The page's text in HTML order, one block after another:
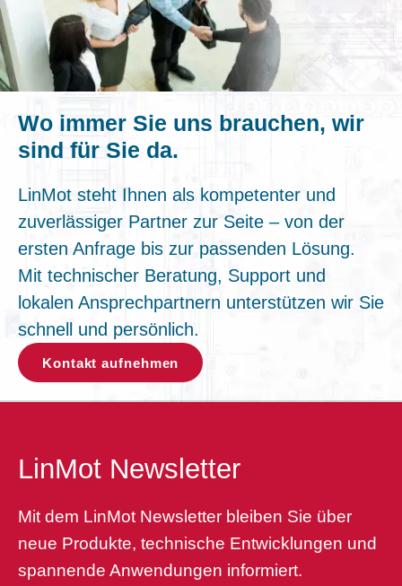
Wo immer Sie uns brauchen, wir
sind für Sie da.
LinMot steht Ihnen als kompetenter und
zuverlässiger Partner zur Seite – von der
ersten Anfrage bis zur passenden Lösung.
Mit technischer Beratung, Support und
lokalen Ansprechpartnern unterstützen wir Sie
schnell und persönlich.
Kontakt aufnehmen
LinMot Newsletter
Mit dem LinMot Newsletter bleiben Sie über
neue Produkte, technische Entwicklungen und
spannende Anwendungen informiert.